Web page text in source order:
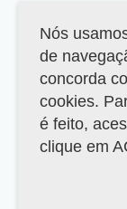
Nós
de
concorda
cookies.
é feito,
clique em